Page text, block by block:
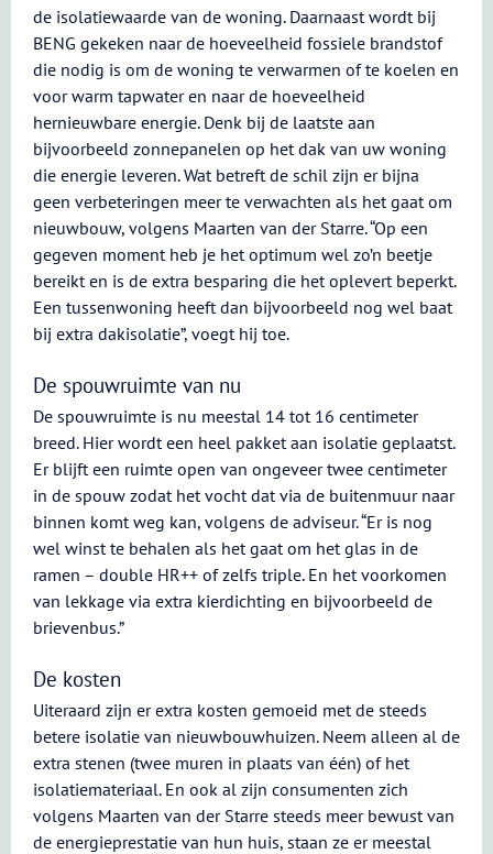
de isolatiewaarde van de woning. Daarnaast wordt bij
BENG gekeken naar de hoeveelheid fossiele brandstof
die nodig is om de woning te verwarmen of te koelen en
voor warm tapwater en naar de hoeveelheid
hernieuwbare energie. Denk bij de laatste aan
bijvoorbeeld zonnepanelen op het dak van uw woning
die energie leveren. Wat betreft de schil zijn er bijna
geen verbeteringen meer te verwachten als het gaat om
nieuwbouw, volgens Maarten van der Starre. “Op een
gegeven moment heb je het optimum wel zo’n beetje
bereikt en is de extra besparing die het oplevert beperkt.
Een tussenwoning heeft dan bijvoorbeeld nog wel baat
bij extra dakisolatie”, voegt hij toe.
De spouwruimte van nu
De spouwruimte is nu meestal 14 tot 16 centimeter
breed. Hier wordt een heel pakket aan isolatie geplaatst.
Er blijft een ruimte open van ongeveer twee centimeter
in de spouw zodat het vocht dat via de buitenmuur naar
binnen komt weg kan, volgens de adviseur. “Er is nog
wel winst te behalen als het gaat om het glas in de
ramen – double HR++ of zelfs triple. En het voorkomen
van lekkage via extra kierdichting en bijvoorbeeld de
brievenbus.”
De kosten
Uiteraard zijn er extra kosten gemoeid met de steeds
betere isolatie van nieuwbouwhuizen. Neem alleen al de
extra stenen (twee muren in plaats van één) of het
isolatiemateriaal. En ook al zijn consumenten zich
volgens Maarten van der Starre steeds meer bewust van
de energieprestatie van hun huis, staan ze er meestal